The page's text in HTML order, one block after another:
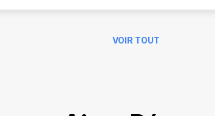
VOIR TOUT